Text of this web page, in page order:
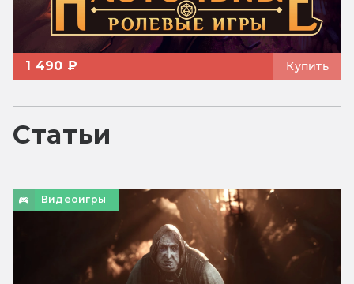
1 490 ₽ Купить
Статьи
Видеоигры